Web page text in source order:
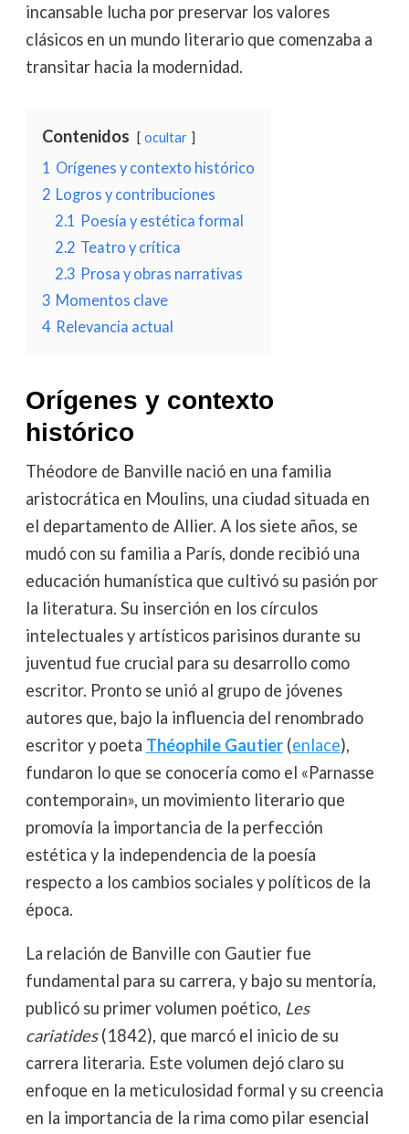
incansable lucha por preservar los valores
clásicos en un mundo literario que comenzaba a
transitar hacia la modernidad.
Contenidos ocultar
1 Orígenes y contexto histórico
2 Logros y contribuciones
2.1 Poesía y estética formal
2.2 Teatro y crítica
2.3 Prosa y obras narrativas
3 Momentos clave
4 Relevancia actual
Orígenes y contexto
histórico
Théodore de Banville nació en una familia
aristocrática en Moulins, una ciudad situada en
el departamento de Allier. A los siete años, se
mudó con su familia a París, donde recibió una
educación humanística que cultivó su pasión por
la literatura. Su inserción en los círculos
intelectuales y artísticos parisinos durante su
juventud fue crucial para su desarrollo como
escritor. Pronto se unió al grupo de jóvenes
autores que, bajo la influencia del renombrado
escritor y poeta Théophile Gautier(enlace),
fundaron lo que se conocería como el «Parnasse
contemporain», un movimiento literario que
promovía la importancia de la perfección
estética y la independencia de la poesía
respecto a los cambios sociales y políticos de la
época.
La relación de Banville con Gautier fue
fundamental para su carrera, y bajo su mentoría,
publicó su primer volumen poético, Les
cariatides(1842), que marcó el inicio de su
carrera literaria. Este volumen dejó claro su
enfoque en la meticulosidad formal y su creencia
en la importancia de la rima como pilar esencial